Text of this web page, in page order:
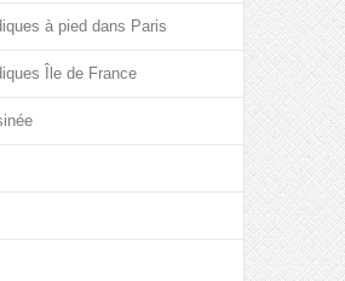
à pied dans Paris
Île de France